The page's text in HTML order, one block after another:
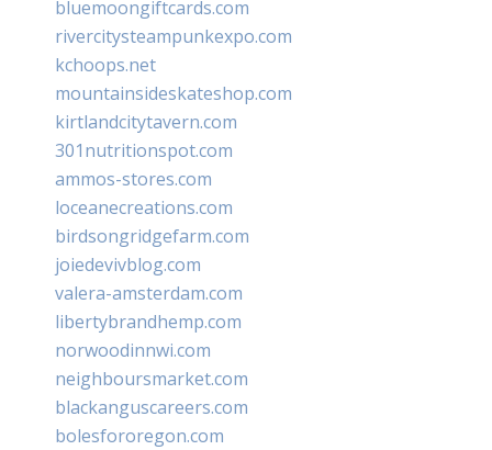
bluemoongiftcards.com
rivercitysteampunkexpo.com
kchoops.net
mountainsideskateshop.com
kirtlandcitytavern.com
301nutritionspot.com
ammos-stores.com
loceanecreations.com
birdsongridgefarm.com
joiedevivblog.com
valera-amsterdam.com
libertybrandhemp.com
norwoodinnwi.com
neighboursmarket.com
blackanguscareers.com
bolesfororegon.com